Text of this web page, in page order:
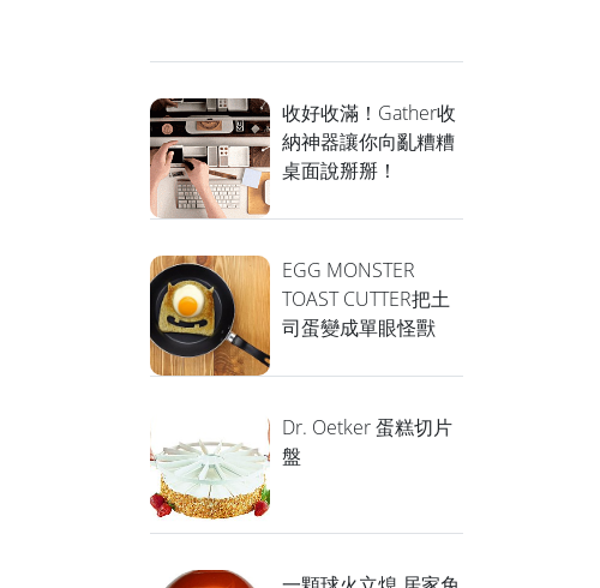
收好收滿！Gather收
納神器讓你向亂糟糟
桌面說掰掰！
EGG MONSTER
TOAST CUTTER把土
司蛋變成單眼怪獸
Dr. Oetker 蛋糕切片
盤